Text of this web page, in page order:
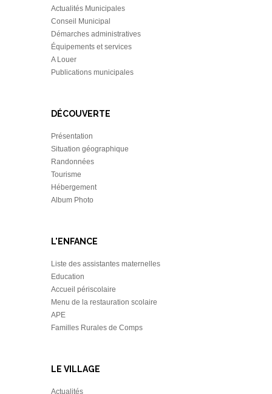
Actualités Municipales
Conseil Municipal
Démarches administratives
Équipements et services
A Louer
Publications municipales
DÉCOUVERTE
Présentation
Situation géographique
Randonnées
Tourisme
Hébergement
Album Photo
L'ENFANCE
Liste des assistantes maternelles
Education
Accueil périscolaire
Menu de la restauration scolaire
APE
Familles Rurales de Comps
LE VILLAGE
Actualités